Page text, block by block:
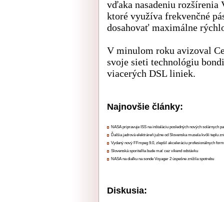
vďaka nasadeniu rozšírenia
ktoré využíva frekvenčné
dosahovať maximálne
V minulom roku avizoval
svoje sieti technológiu
viacerých DSL liniek.
Najnovšie články:
NASA pripravuje ISS na inštaláciu posledných nových solárnych
Ďalšia jadrová elektráreň južne od Slovenska musela kvôli teplu
Vydaný nový FFmpeg 9.0, zlepšil akceleráciu profesionálnych
Slovenská sporiteľňa bude mať cez víkend odstávku
NASA na diaľku na sonde Voyager 2 úspešne znížila spotrebu
Diskusia: